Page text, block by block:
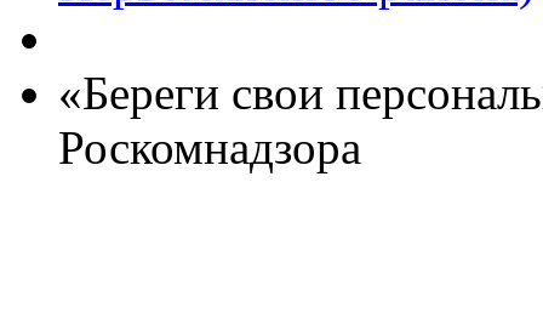
«Береги свои
Роскомнадзора